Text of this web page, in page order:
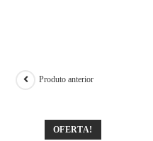
OFERTA!
Produto anterior